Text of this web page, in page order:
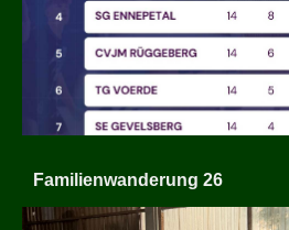
Familienwanderung 26